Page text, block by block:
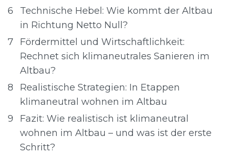
6
Technische Hebel: Wie kommt der Altbau
in Richtung Netto Null?
7
Fördermittel und Wirtschaftlichkeit:
Rechnet sich klimaneutrales Sanieren im
Altbau?
8
Realistische Strategien: In Etappen
klimaneutral wohnen im Altbau
9
Fazit: Wie realistisch ist klimaneutral
wohnen im Altbau – und was ist der erste
Schritt?